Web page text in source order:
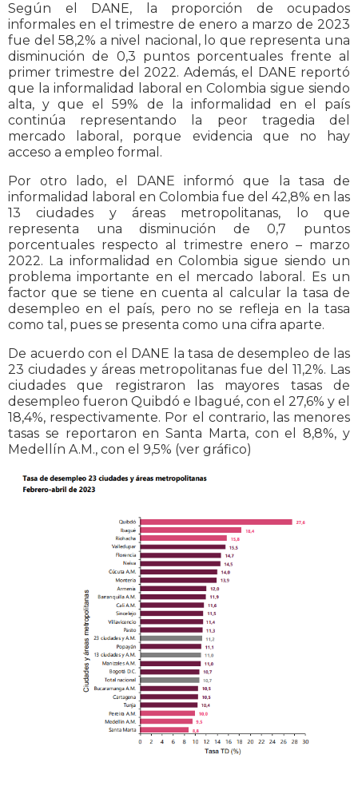
Según el DANE, la proporción de ocupados
informales en el trimestre de enero a marzo de 2023
fue del 58,2% a nivel nacional, lo que representa una
disminución de 0,3 puntos porcentuales frente al
primer trimestre del 2022. Además, el DANE reportó
que la informalidad laboral en Colombia sigue siendo
alta, y que el 59% de la informalidad en el país
continúa representando la peor tragedia del
mercado laboral, porque evidencia que no hay
acceso a empleo formal.
Por otro lado, el DANE informó que la tasa de
informalidad laboral en Colombia fue del 42,8% en las
13 ciudades y áreas metropolitanas, lo que
representa una disminución de 0,7 puntos
porcentuales respecto al trimestre enero – marzo
2022. La informalidad en Colombia sigue siendo un
problema importante en el mercado laboral. Es un
factor que se tiene en cuenta al calcular la tasa de
desempleo en el país, pero no se refleja en la tasa
como tal, pues se presenta como una cifra aparte.
De acuerdo con el DANE la tasa de desempleo de las
23 ciudades y áreas metropolitanas fue del 11,2%. Las
ciudades que registraron las mayores tasas de
desempleo fueron Quibdó e Ibagué, con el 27,6% y el
18,4%, respectivamente. Por el contrario, las menores
tasas se reportaron en Santa Marta, con el 8,8%, y
Medellín A.M., con el 9,5% (ver gráfico)